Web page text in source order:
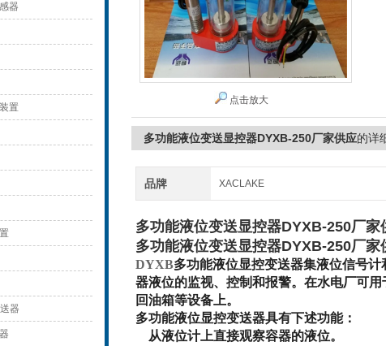
器
置
器
点击放大
多功能液位变送显控器DYXB-250厂家供应的详
品牌 XACLAKE
多功能液位变送显控器DYXB-250厂家
多功能液位变送显控器DYXB-250厂家
DYXB多功能液位显控变送器集液位信号
器液位的监视、控制和报警。在水电厂可
回油箱等设备上。
多功能液位显控变送器具有下述功能：
从液位计上直接观察容器的液位。